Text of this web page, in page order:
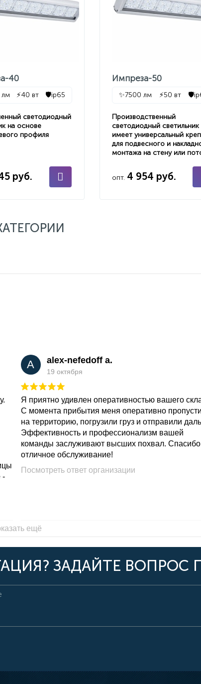
40
⚡40 вт 🛡️ip65
светодиодный
на основе
профиля
руб.
Импреза-50
✨7500 лм ⚡50 вт 🛡️
Производственный
светодиодный светильник
имеет универсальный
для подвесного и
монтажа на стену или
опт. 4 954 руб.
-
A alex-nefedoff a.
19 октября
Я приятно удивлен оперативностью вашего
С момента прибытия меня оперативно
на территорию, погрузили груз и отправили
Эффективность и профессионализм вашей
команды заслуживают высших похвал. Спасибо
отличное обслуживание!
Посмотреть ответ организации
ещё
ЗАДАЙТЕ ВОПРОС